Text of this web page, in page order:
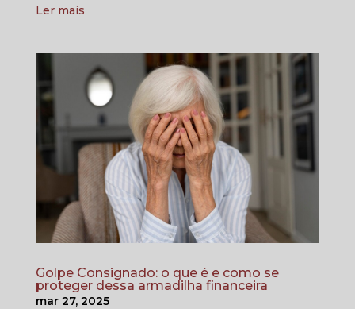
Ler mais
Golpe Consignado: o que é e como se
proteger dessa armadilha financeira
mar 27, 2025